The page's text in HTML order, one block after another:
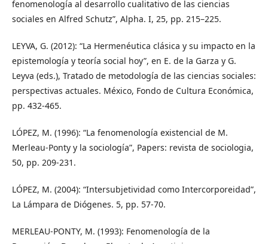
fenomenología al desarrollo cualitativo de las ciencias
sociales en Alfred Schutz”, Alpha. I, 25, pp. 215–225.
LEYVA, G. (2012): “La Hermenéutica clásica y su impacto en la
epistemología y teoría social hoy”, en E. de la Garza y G.
Leyva (eds.), Tratado de metodología de las ciencias sociales:
perspectivas actuales. México, Fondo de Cultura Económica,
pp. 432-465.
LÓPEZ, M. (1996): “La fenomenología existencial de M.
Merleau-Ponty y la sociología”, Papers: revista de sociologia,
50, pp. 209-231.
LÓPEZ, M. (2004): “Intersubjetividad como Intercorporeidad”,
La Lámpara de Diógenes. 5, pp. 57-70.
MERLEAU-PONTY, M. (1993): Fenomenología de la